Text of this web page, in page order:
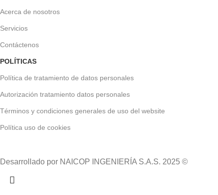
Acerca de nosotros
Servicios
Contáctenos
POLÍTICAS
Política de tratamiento de datos personales
Autorización tratamiento datos personales
Términos y condiciones generales de uso del website
Política uso de cookies
Desarrollado por NAICOP INGENIERÍA S.A.S. 2025 ©